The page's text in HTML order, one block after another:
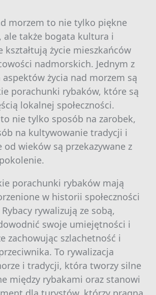
morzem to nie tylko piękne
ale także bogata kultura i
życie mieszkańców
nadmorskich. Jednym z
życia nad morzem są
porachunki rybaków, które są
lokalnej społeczności.
nie tylko sposób na zarobek,
na kultywowanie tradycji i
od wieków są przekazywane z
porachunki rybaków mają
w historii społeczności
rywalizują ze sobą,
swoje umiejętności i
zachowując szlachetność i
To rywalizacja
i tradycji, która tworzy silne
między rybakami oraz stanowi